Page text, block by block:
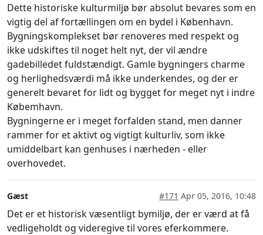
Dette historiske kulturmiljø bør absolut bevares som en
vigtig del af fortællingen om en bydel i København.
Bygningskomplekset bør renoveres med respekt og
ikke udskiftes til noget helt nyt, der vil ændre
gadebilledet fuldstændigt. Gamle bygningers charme
og herlighedsværdi må ikke underkendes, og der er
generelt bevaret for lidt og bygget for meget nyt i indre
Købemhavn.
Bygningerne er i meget forfalden stand, men danner
rammer for et aktivt og vigtigt kulturliv, som ikke
umiddelbart kan genhuses i nærheden - eller
overhovedet.
Gæst #171 Apr 05, 2016, 10:48
Det er et historisk væsentligt bymiljø, der er værd at få
vedligeholdt og videregive til vores eferkommere.